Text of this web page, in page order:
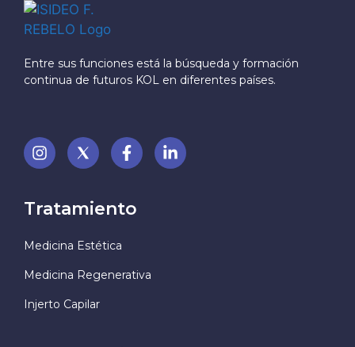
Entre sus funciones está la búsqueda y formación
continua de futuros KOL en diferentes países.
Tratamiento
Medicina Estética
Medicina Regenerativa
Injerto Capilar